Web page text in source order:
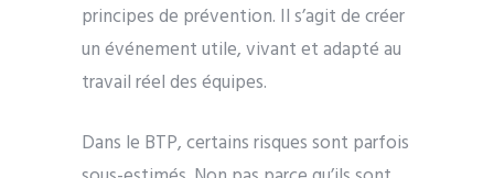
principes de prévention. Il s’agit de créer
un événement utile, vivant et adapté au
travail réel des équipes.
Dans le BTP, certains risques sont parfois